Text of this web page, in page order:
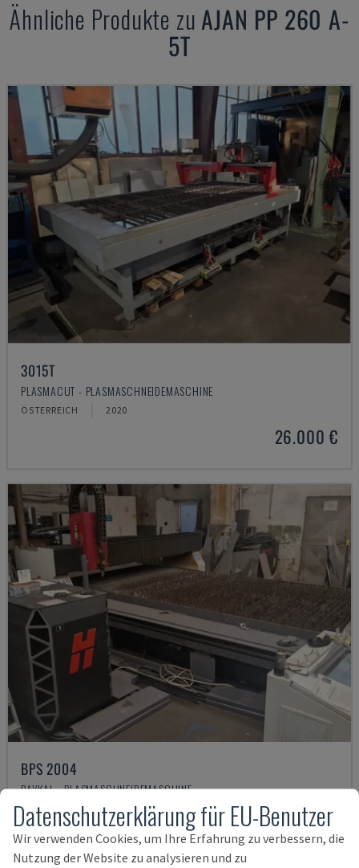
Ähnliche Produkte zuAJAN PP 260 A-
5T
3015T
PLASMACUT - PLASMASCHNEIDEMASCHINE
ÖSTERREICH 2020
26.000 €
BPS 2004
BAYKAL - PLASMASCHNEIDEMASCHINE
RUMÄNIEN 2019
52.000 €
Datenschutzerklärung für EU-Benutzer
Wir verwenden Cookies, um Ihre Erfahrung zu verbessern, die
Nutzung der Website zu analysieren und zu